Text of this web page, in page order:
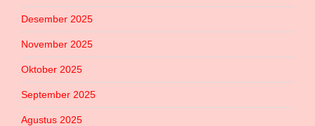
Desember 2025
November 2025
Oktober 2025
September 2025
Agustus 2025